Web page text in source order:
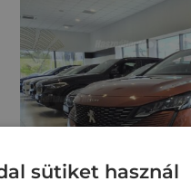
sütiket használ